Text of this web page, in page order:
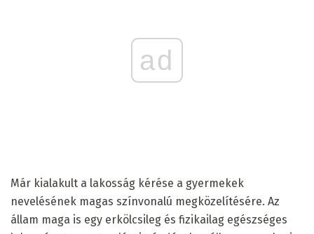
ad
Már kialakult a lakosság kérése a gyermekek
nevelésének magas színvonalú megközelítésére. Az
állam maga is egy erkölcsileg és fizikailag egészséges